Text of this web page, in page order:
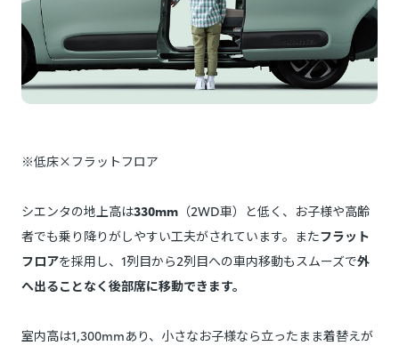
※低床×フラットフロア
シエンタの地上高は330mm （2WD車）と低く、お子様や高齢
者でも乗り降りがしやすい工夫がされています。またフラット
フロアを採用し、1列目から2列目への車内移動もスムーズで外
へ出ることなく後部席に移動できます。
室内高は1,300mmあり、小さなお子様なら立ったまま着替えが